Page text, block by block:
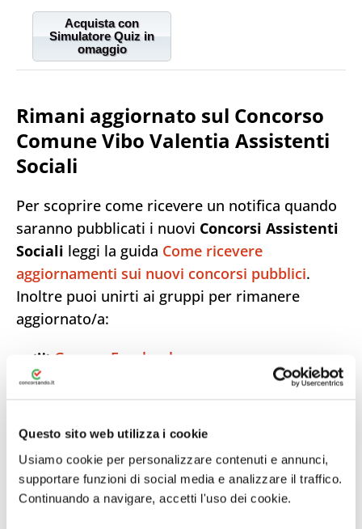
Questo sito web utilizza i cookie
Usiamo cookie per personalizzare contenuti e annunci,
supportare funzioni di social media e analizzare il traffico.
Continuando a navigare, accetti l'uso dei cookie.
Acquista con
Simulatore Quiz in
omaggio
Rimani aggiornato sul Concorso
Comune Vibo Valentia Assistenti
Sociali
Per scoprire come ricevere un notifica quando
saranno pubblicati i nuovi Concorsi Assistenti
Sociali leggi la guida Come ricevere
aggiornamenti sui nuovi concorsi pubblici.
Inoltre puoi unirti ai gruppi per rimanere
aggiornato/a:
👪 Gruppo Facebook
👪Gruppo Telegram
📃 Pagina ufficiale del concorso sul sito
dell’ente
Altri concorsi in primo piano